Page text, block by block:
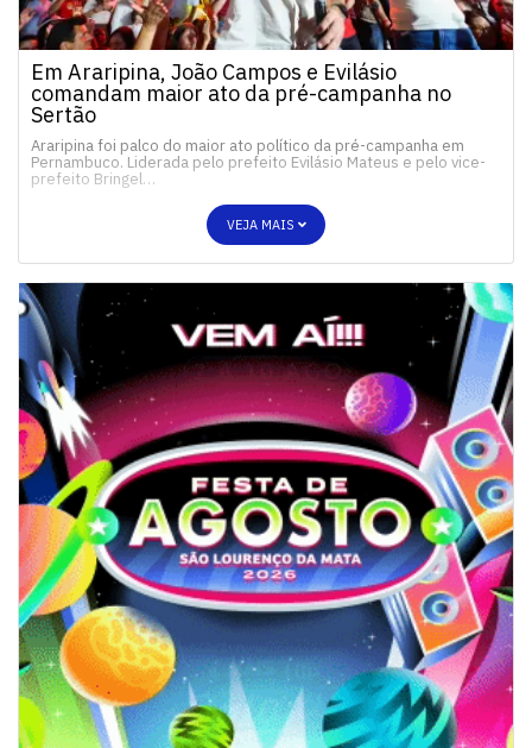
Em Araripina, João Campos e Evilásio
comandam maior ato da pré-campanha no
Sertão
Araripina foi palco do maior ato político da pré-campanha em
Pernambuco. Liderada pelo prefeito Evilásio Mateus e pelo vice-
prefeito Bringel…
VEJA MAIS